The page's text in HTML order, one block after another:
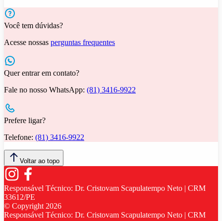
Você tem dúvidas?
Acesse nossas perguntas frequentes
Quer entrar em contato?
Fale no nosso WhatsApp: (81) 3416-9922
Prefere ligar?
Telefone: (81) 3416-9922
Voltar ao topo
Responsável Técnico: Dr. Cristovam Scapulatempo Neto | CRM
33612/PE
© Copyright2026
Responsável Técnico: Dr. Cristovam Scapulatempo Neto | CRM